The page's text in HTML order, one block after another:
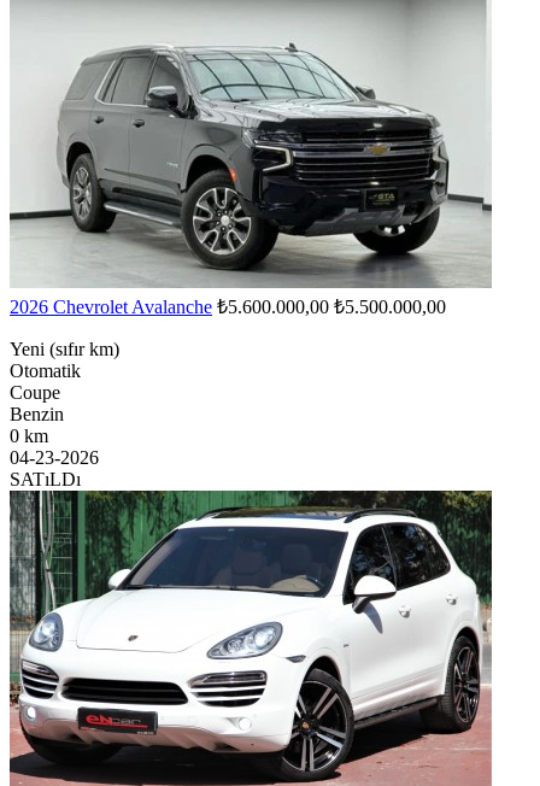
2026 Chevrolet Avalanche ₺5.600.000,00 ₺5.500.000,00
Yeni (sıfır km)
Otomatik
Coupe
Benzin
0 km
04-23-2026
SATıLDı